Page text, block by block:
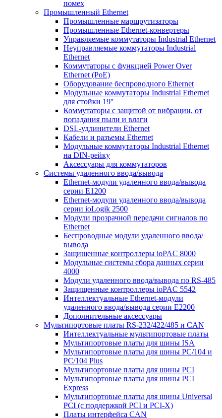
помех
Промышленный Ethernet
Промышленные маршрутизаторы
Промышленные Ethernet-конвертеры
Управляемые коммутаторы Industrial Ethernet
Неуправляемые коммутаторы Industrial
Ethernet
Коммутаторы с функцией Power Over
Ethernet (PoE)
Оборудование беспроводного Ethernet
Модульные коммутаторы Industrial Ethernet
для стойки 19''
Коммутаторы с защитой от вибрации, от
попадания пыли и влаги
DSL-удлинители Ethernet
Кабели и разъемы Ethernet
Модульные коммутаторы Industrial Ethernet
на DIN-рейку
Аксессуары для коммутаторов
Системы удаленного ввода/вывода
Ethernet-модули удаленного ввода/вывода
серии E1200
Ethernet-модули удаленного ввода/вывода
серии ioLogik 2500
Модули прозрачной передачи сигналов по
Ethernet
Беспроводные модули удаленного ввода/
вывода
Защищенные контроллеры ioPAC 8000
Модульные системы сбора данных серии
4000
Модули удаленного ввода/вывода по RS-485
Защищенные контроллеры ioPAC 5542
Интеллектуальные Ethernet-модули
удаленного ввода/вывода серии E2200
Дополнительные аксессуары
Мультипортовые платы RS-232/422/485 и CAN
Интеллектуальные мультипортовые платы
Мультипортовые платы для шины ISA
Мультипортовые платы для шины PC/104 и
PC/104 Plus
Мультипортовые платы для шины PCI
Мультипортовые платы для шины PCI
Express
Мультипортовые платы для шины Universal
PCI (с поддержкой PCI и PCI-X)
Платы интерфейса CAN